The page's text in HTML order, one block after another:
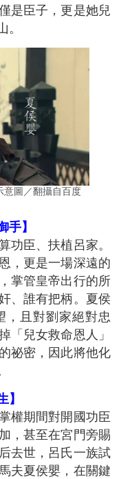
是臣子，更是她兒
。
意圖／翻攝自百度
手】
功臣、扶植呂家。
，更是一場深遠的
掌管皇帝出行的所
、誰有把柄。夏侯
，且對劉家絕對忠
「兒女救命恩人」
祕密，因此將他化
】
權期間對開國功臣
，甚至在宮門旁賜
去世，呂氏一族試
夫夏侯嬰，在關鍵